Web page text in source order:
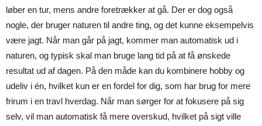
løber en tur, mens andre foretrækker at gå. Der er dog også
nogle, der bruger naturen til andre ting, og det kunne eksempelvis
være jagt. Når man går på jagt, kommer man automatisk ud i
naturen, og typisk skal man bruge lang tid på at få ønskede
resultat ud af dagen. På den måde kan du kombinere hobby og
udeliv i én, hvilket kun er en fordel for dig, som har brug for mere
frirum i en travl hverdag. Når man sørger for at fokusere på sig
selv, vil man automatisk få mere overskud, hvilket på sigt ville